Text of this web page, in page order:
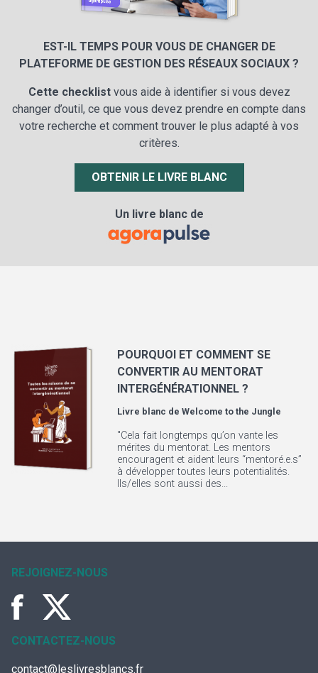
EST-IL TEMPS POUR VOUS DE CHANGER DE
PLATEFORME DE GESTION DES RÉSEAUX SOCIAUX ?
Cette checklistvous aide à identifier si vous devez
changer d’outil, ce que vous devez prendre en compte dans
votre recherche et comment trouver le plus adapté à vos
critères.
OBTENIR LE LIVRE BLANC
Un livre blanc de
POURQUOI ET COMMENT SE
CONVERTIR AU MENTORAT
INTERGÉNÉRATIONNEL ?
Livre blanc deWelcome to the Jungle
"Cela fait longtemps qu’on vante les
mérites du mentorat. Les mentors
encouragent et aident leurs “mentoré.e.s”
à développer toutes leurs potentialités.
Ils/elles sont aussi des...
REJOIGNEZ-NOUS
CONTACTEZ-NOUS
contact@leslivresblancs.fr